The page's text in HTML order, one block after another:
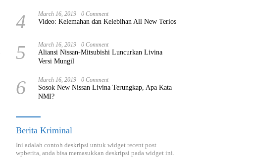
4 March 16, 2019 0 Comment
Video: Kelemahan dan Kelebihan All New Terios
5 March 16, 2019 0 Comment
Aliansi Nissan-Mitsubishi Luncurkan Livina
Versi Mungil
6 March 16, 2019 0 Comment
Sosok New Nissan Livina Terungkap, Apa Kata
NMI?
Berita Kriminal
Ini adalah contoh deskripsi untuk widget recent post
wpberita, anda bisa memasukkan deskripsi pada widget ini.